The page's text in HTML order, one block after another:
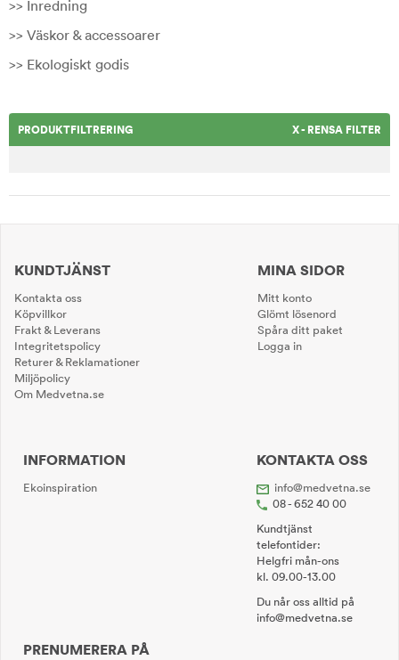
>> Inredning
>> Väskor & accessoarer
>> Ekologiskt godis
PRODUKTFILTRERING X - RENSA FILTER
KUNDTJÄNST
Kontakta oss
Köpvillkor
Frakt & Leverans
Integritetspolicy
Returer & Reklamationer
Miljöpolicy
Om Medvetna.se
MINA SIDOR
Mitt konto
Glömt lösenord
Spåra ditt paket
Logga in
INFORMATION
Ekoinspiration
KONTAKTA OSS
info@medvetna.se
08 - 652 40 00
Kundtjänst
telefontider:
Helgfri mån-ons
kl. 09.00-13.00
Du når oss alltid på
info@medvetna.se
PRENUMERERA PÅ